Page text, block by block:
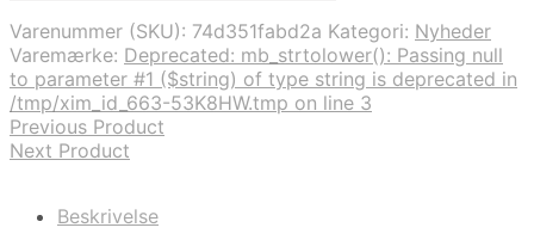
Varenummer (SKU): 74d351fabd2a Kategori: Nyheder
Varemærke: Deprecated: mb_strtolower(): Passing null
to parameter #1 ($string) of type string is deprecated in
/tmp/xim_id_663-53K8HW.tmp on line 3
Previous Product
Next Product
Beskrivelse